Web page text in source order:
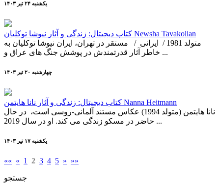
يکشنبه ۲۴ تير ۱۴۰۳
کتاب دیجیتال: زندگی و آثار نیوشا توکلیان Newsha Tavakolian
متولد 1981 / ایرانی / مستقر در تهران، ایران نیوشا توکلیان به
خاطر آثار قدرتمندش در پوشش جنگ های عراق و ...
چهارشنبه ۲۰ تير ۱۴۰۳
کتاب دیجیتال: زندگی و آثار نانا هایتمن Nanna Heitmann
نانا هایتمن (متولد 1994) عکاس مستند آلمانی-روسی است، در حال
حاضر در مسکو زندگی می کند. او در سال 2019 ...
يکشنبه ۱۷ تير ۱۴۰۳
«« « 1 2 3 4 5 » »»
جستجو